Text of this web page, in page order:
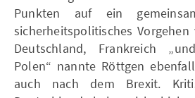
Punkten auf ein
sicherheitspolitisches Vorgehen
Deutschland, Frankreich
Polen“ nannte Röttgen
auch nach dem Brexit.